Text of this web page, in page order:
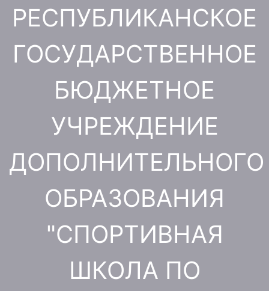
Перейти
РЕСПУБЛИКАНСКОЕ
ГОСУДАРСТВЕННОЕ
БЮДЖЕТНОЕ
УЧРЕЖДЕНИЕ
ДОПОЛНИТЕЛЬНОГО
ОБРАЗОВАНИЯ
"СПОРТИВНАЯ
ШКОЛА ПО